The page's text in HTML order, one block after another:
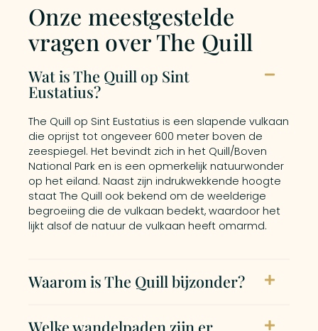
Onze meestgestelde
vragen over The Quill
Wat is The Quill op Sint
Eustatius?
The Quill op Sint Eustatius is een slapende vulkaan
die oprijst tot ongeveer 600 meter boven de
zeespiegel. Het bevindt zich in het Quill/Boven
National Park en is een opmerkelijk natuurwonder
op het eiland. Naast zijn indrukwekkende hoogte
staat The Quill ook bekend om de weelderige
begroeiing die de vulkaan bedekt, waardoor het
lijkt alsof de natuur de vulkaan heeft omarmd.
Waarom is The Quill bijzonder?
Welke wandelpaden zijn er